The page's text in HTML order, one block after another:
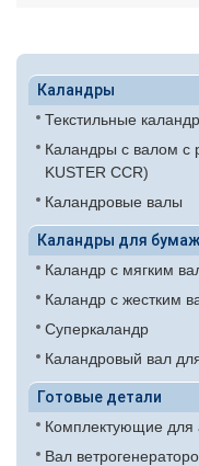
Каландры
Текстильные
Каландры с валом с
KUSTER CCR)
Каландровые валы
Каландры для
Каландр с мягким
Каландр с жестким
Суперкаландр
Каландровый вал
Готовые детали
Комплектующие для
Вал